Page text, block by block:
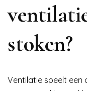
stoken?
Ventilatie speelt een